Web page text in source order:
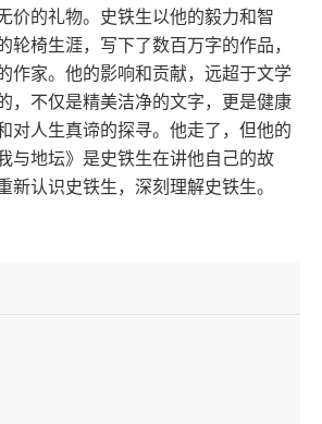
价的礼物。史铁生以他的毅力和智
轮椅生涯，写下了数百万字的作品，
作家。他的影响和贡献，远超于文学
，不仅是精美洁净的文字，更是健康
对人生真谛的探寻。他走了，但他的
与地坛》是史铁生在讲他自己的故
新认识史铁生，深刻理解史铁生。